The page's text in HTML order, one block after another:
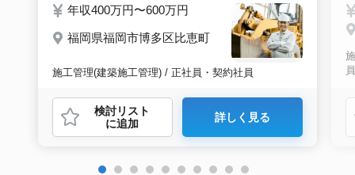
年収400万円〜600万円
福岡県福岡市博多区比恵町
施工管理(建築施工管理) / 正社員・契約社員
検討リスト
に追加
詳しく見る
員